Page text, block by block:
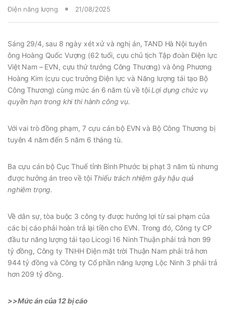
Điện năng lượng 21/08/2025
Sáng 29/4, sau 8 ngày xét xử và nghị án, TAND Hà Nội tuyên
ông Hoàng Quốc Vượng (62 tuổi, cựu chủ tịch Tập đoàn Điện lực
Việt Nam – EVN, cựu thứ trưởng Công Thương) và ông Phương
Hoàng Kim (cựu cục trưởng Điện lực và Năng lượng tái tạo Bộ
Công Thương) cùng mức án 6 năm tù về tội Lợi dụng chức vụ
quyền hạn trong khi thi hành công vụ.
Với vai trò đồng phạm, 7 cựu cán bộ EVN và Bộ Công Thương bị
tuyên 4 năm đến 5 năm 6 tháng tù.
Ba cựu cán bộ Cục Thuế tỉnh Bình Phước bị phạt 3 năm tù nhưng
được hưởng án treo về tội Thiếu trách nhiệm gây hậu quả
nghiêm trọng.
Về dân sự, tòa buộc 3 công ty được hưởng lợi từ sai phạm của
các bị cáo phải hoàn trả lại tiền cho EVN. Trong đó, Công ty CP
đầu tư năng lượng tái tạo Licogi 16 Ninh Thuận phải trả hơn 99
tỷ đồng, Công ty TNHH Điện mặt trời Thuận Nam phải trả hơn
944 tỷ đồng và Công ty Cổ phần năng lượng Lộc Ninh 3 phải trả
hơn 209 tỷ đồng.
>>Mức án của 12 bị cáo